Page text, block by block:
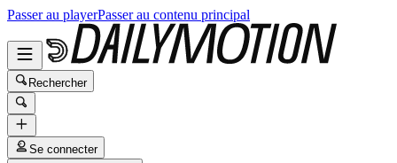
Passer au playerPasser au contenu principal
Rechercher
Se connecter